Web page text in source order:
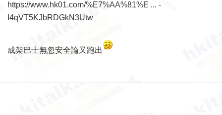
https://www.hk01.com/%E7%AA%81%E ... -
I4qVT5KJbRDGkN3Utw
成架巴士無忽安全論又跑出